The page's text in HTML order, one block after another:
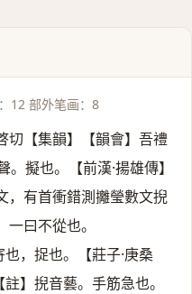
12 部外笔画：8
切【集韻】【韻會】吾禮
。擬也。【前漢·揚雄傳】
，有首衝錯測攡瑩數文掜
曰不從也。
，捉也。【莊子·庚桑
】掜音藝。手筋急也。